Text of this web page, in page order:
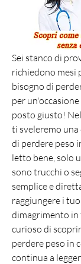
Sei stanco di
richiedono mesi
bisogno di
per
posto giusto!
ti sveleremo
di perdere peso
letto bene, solo
sono trucchi o
semplice e
raggiungere i
dimagrimento in
curioso di
perdere peso in
continua a